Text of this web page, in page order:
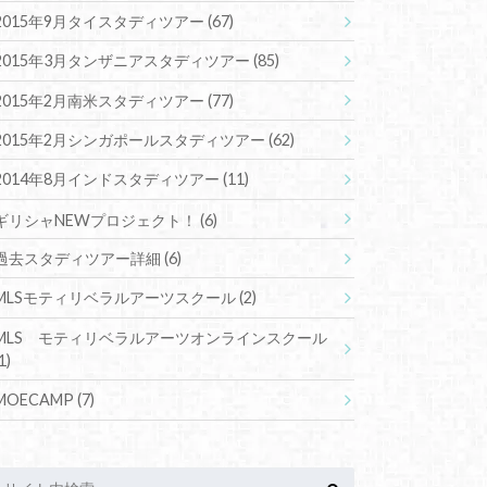
年9月タイスタディツアー(67)
年3月タンザニアスタディツアー(85)
年2月南米スタディツアー(77)
年2月シンガポールスタディツアー(62)
年8月インドスタディツアー(11)
リシャNEWプロジェクト！(6)
去スタディツアー詳細(6)
モティリベラルアーツスクール(2)
モティリベラルアーツオンラインスクール
(7)